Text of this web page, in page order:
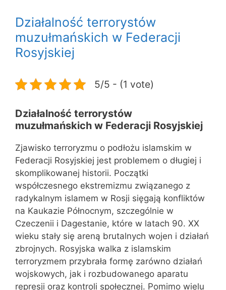
Działalność terrorystów
muzułmańskich w Federacji
Rosyjskiej
5/5 - (1 vote)
Działalność terrorystów
muzułmańskich w Federacji Rosyjskiej
Zjawisko terroryzmu o podłożu islamskim w
Federacji Rosyjskiej jest problemem o długiej i
skomplikowanej historii. Początki
współczesnego ekstremizmu związanego z
radykalnym islamem w Rosji sięgają konfliktów
na Kaukazie Północnym, szczególnie w
Czeczenii i Dagestanie, które w latach 90. XX
wieku stały się areną brutalnych wojen i działań
zbrojnych. Rosyjska walka z islamskim
terroryzmem przybrała formę zarówno działań
wojskowych, jak i rozbudowanego aparatu
represji oraz kontroli społecznej. Pomimo wielu